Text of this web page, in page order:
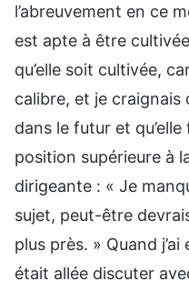
l’abreuvement en ce
est apte à être
qu’elle soit cultivée,
calibre, et je craignais
dans le futur et
position supérieure à
dirigeante : « Je
sujet, peut-être
plus près. » Quand
était allée discuter